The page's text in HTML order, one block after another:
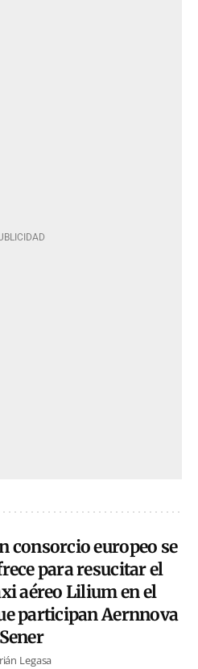
consorcio europeo se
para resucitar el
aéreo Lilium en el
participan Aernnova
Legasa